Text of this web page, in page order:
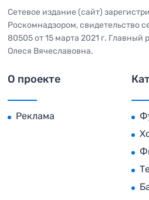
Сетевое издание (сайт)
Роскомнадзором, свидетельство
80505 от 15 марта 2021 г. Главный
Олеся Вячеславовна.
О проекте
Реклама